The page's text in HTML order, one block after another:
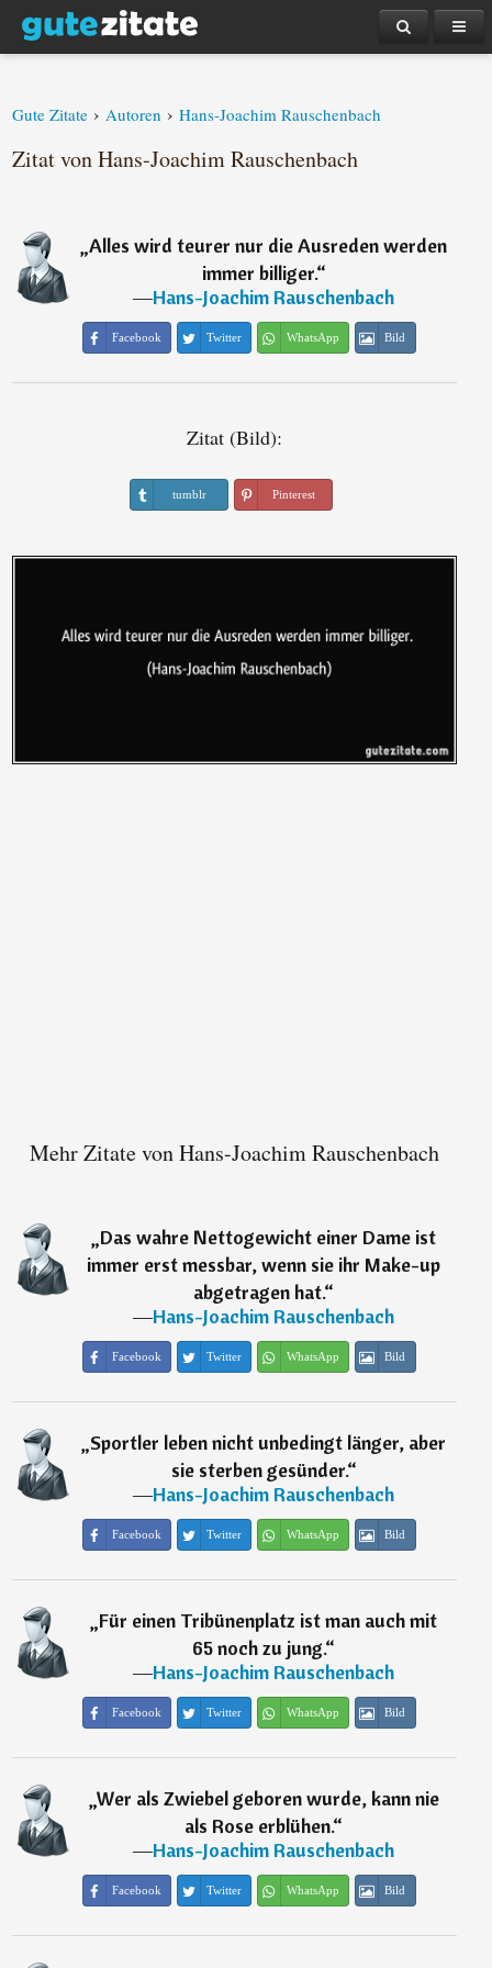
Gute Zitate › Autoren › Hans-Joachim Rauschenbach
Zitat von Hans-Joachim Rauschenbach
„Alles wird teurer nur die Ausreden werden
immer billiger.“
―Hans-Joachim Rauschenbach
Facebook Twitter WhatsApp Bild
Zitat (Bild):
tumblr Pinterest
Mehr Zitate von Hans-Joachim Rauschenbach
„Das wahre Nettogewicht einer Dame ist
immer erst messbar, wenn sie ihr Make-up
abgetragen hat.“
―Hans-Joachim Rauschenbach
Facebook Twitter WhatsApp Bild
„Sportler leben nicht unbedingt länger, aber
sie sterben gesünder.“
―Hans-Joachim Rauschenbach
Facebook Twitter WhatsApp Bild
„Für einen Tribünenplatz ist man auch mit
65 noch zu jung.“
―Hans-Joachim Rauschenbach
Facebook Twitter WhatsApp Bild
„Wer als Zwiebel geboren wurde, kann nie
als Rose erblühen.“
―Hans-Joachim Rauschenbach
Facebook Twitter WhatsApp Bild